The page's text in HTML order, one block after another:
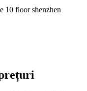
10 floor shenzhen